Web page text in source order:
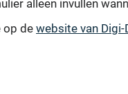
alleen invullen
op de website van Digi-